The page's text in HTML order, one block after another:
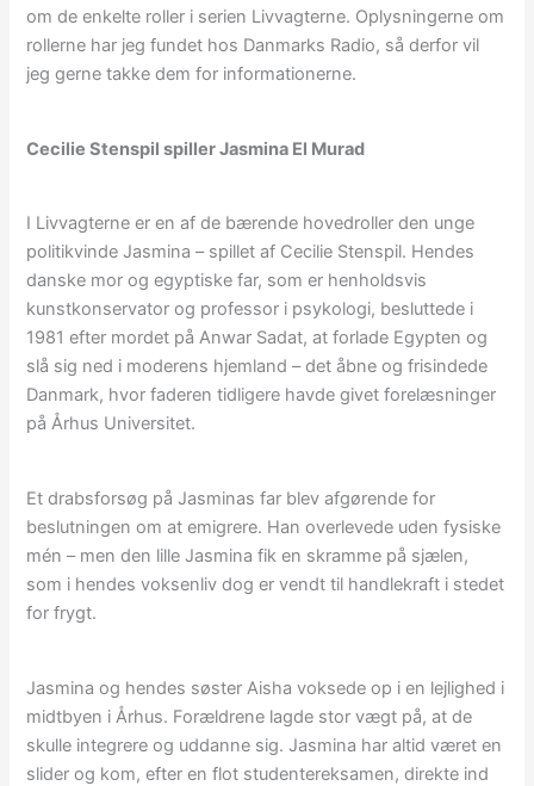
om de enkelte roller i serien Livvagterne. Oplysningerne om
rollerne har jeg fundet hos Danmarks Radio, så derfor vil
jeg gerne takke dem for informationerne.
Cecilie Stenspil spiller Jasmina El Murad
I Livvagterne er en af de bærende hovedroller den unge
politikvinde Jasmina – spillet af Cecilie Stenspil. Hendes
danske mor og egyptiske far, som er henholdsvis
kunstkonservator og professor i psykologi, besluttede i
1981 efter mordet på Anwar Sadat, at forlade Egypten og
slå sig ned i moderens hjemland – det åbne og frisindede
Danmark, hvor faderen tidligere havde givet forelæsninger
på Århus Universitet.
Et drabsforsøg på Jasminas far blev afgørende for
beslutningen om at emigrere. Han overlevede uden fysiske
mén – men den lille Jasmina fik en skramme på sjælen,
som i hendes voksenliv dog er vendt til handlekraft i stedet
for frygt.
Jasmina og hendes søster Aisha voksede op i en lejlighed i
midtbyen i Århus. Forældrene lagde stor vægt på, at de
skulle integrere og uddanne sig. Jasmina har altid været en
slider og kom, efter en flot studentereksamen, direkte ind